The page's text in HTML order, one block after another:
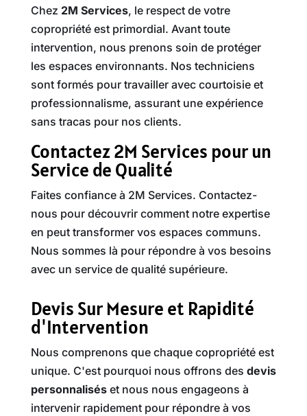
Chez 2M Services, le respect de votre
copropriété est primordial. Avant toute
intervention, nous prenons soin de protéger
les espaces environnants. Nos techniciens
sont formés pour travailler avec courtoisie et
professionnalisme, assurant une expérience
sans tracas pour nos clients.
Contactez 2M Services pour un
Service de Qualité
Faites confiance à 2M Services. Contactez-
nous pour découvrir comment notre expertise
en peut transformer vos espaces communs.
Nous sommes là pour répondre à vos besoins
avec un service de qualité supérieure.
Devis Sur Mesure et Rapidité
d'Intervention
Nous comprenons que chaque copropriété est
unique. C'est pourquoi nous offrons des devis
personnaliséset nous nous engageons à
intervenir rapidement pour répondre à vos